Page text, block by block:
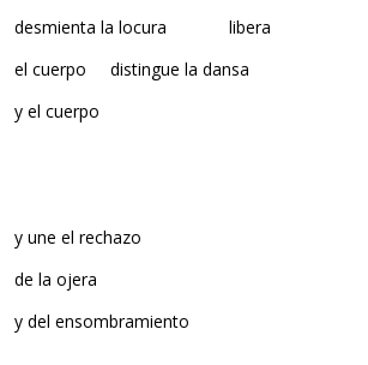
desmienta la locura libera
el cuerpo distingue la dansa
y el cuerpo
y une el rechazo
de la ojera
y del ensombramiento